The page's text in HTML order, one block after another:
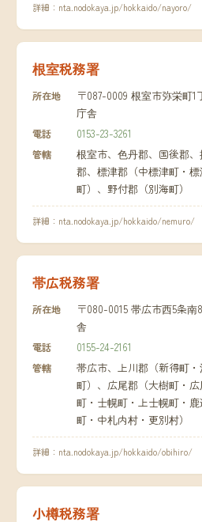
詳細： nta.nodokaya.jp/hokkaido/nayoro/
根室税務署
所在地
〒087-0009 根室市弥栄町
庁舎
電話 0153-23-3261
管轄
根室市、色丹郡、国後郡
郡、標津郡（中標津町・
町）、野付郡（別海町）
詳細： nta.nodokaya.jp/hokkaido/nemuro/
帯広税務署
所在地
〒080-0015 帯広市西5条
舎
電話 0155-24-2161
管轄
帯広市、上川郡（新得町
町）、広尾郡（大樹町・
町・士幌町・上士幌町・
町・中札内村・更別村）
詳細： nta.nodokaya.jp/hokkaido/obihiro/
小樽税務署